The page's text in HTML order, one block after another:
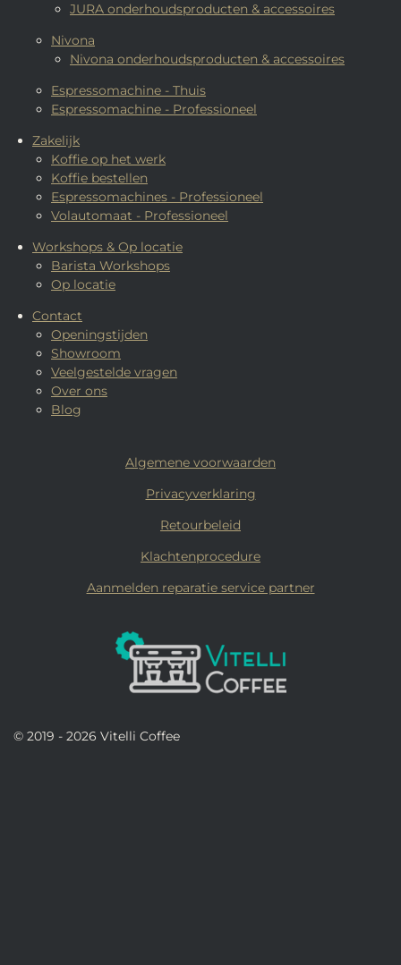
JURA onderhoudsproducten & accessoires
Nivona
Nivona onderhoudsproducten & accessoires
Espressomachine - Thuis
Espressomachine - Professioneel
Zakelijk
Koffie op het werk
Koffie bestellen
Espressomachines - Professioneel
Volautomaat - Professioneel
Workshops & Op locatie
Barista Workshops
Op locatie
Contact
Openingstijden
Showroom
Veelgestelde vragen
Over ons
Blog
Algemene voorwaarden
Privacyverklaring
Retourbeleid
Klachtenprocedure
Aanmelden reparatie service partner
© 2019 - 2026 Vitelli Coffee